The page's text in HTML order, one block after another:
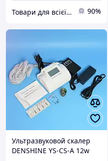
Товари для всієї родини 90%
Ультразвуковой скалер
DENSHINE YS-CS-A 12w